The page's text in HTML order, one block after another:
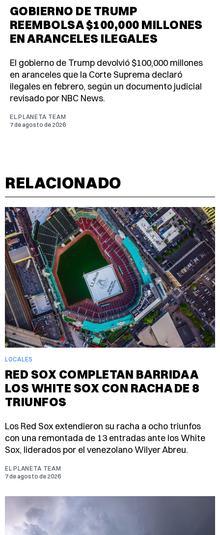
GOBIERNO DE TRUMP
REEMBOLSA $100,000 MILLONES
EN ARANCELES ILEGALES
El gobierno de Trump devolvió $100,000 millones
en aranceles que la Corte Suprema declaró
ilegales en febrero, según un documento judicial
revisado por NBC News.
EL PLANETA TEAM
7 de agosto de 2026
RELACIONADO
LOCALES
RED SOX COMPLETAN BARRIDA A
LOS WHITE SOX CON RACHA DE 8
TRIUNFOS
Los Red Sox extendieron su racha a ocho triunfos
con una remontada de 13 entradas ante los White
Sox, liderados por el venezolano Wilyer Abreu.
EL PLANETA TEAM
7 de agosto de 2026